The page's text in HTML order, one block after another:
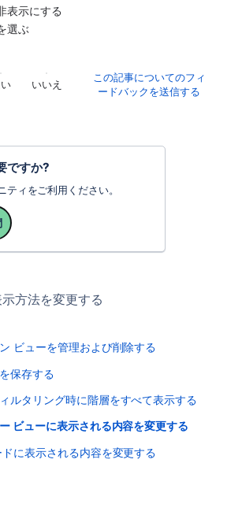
表示にする
選ぶ
いいえ
この記事についてのフィ
ードバックを送信する
ですか?
ィをご利用ください。
方法を変更する
ビューを管理および削除する
保存する
ルタリング時に階層をすべて表示する
ビューに表示される内容を変更する
に表示される内容を変更する